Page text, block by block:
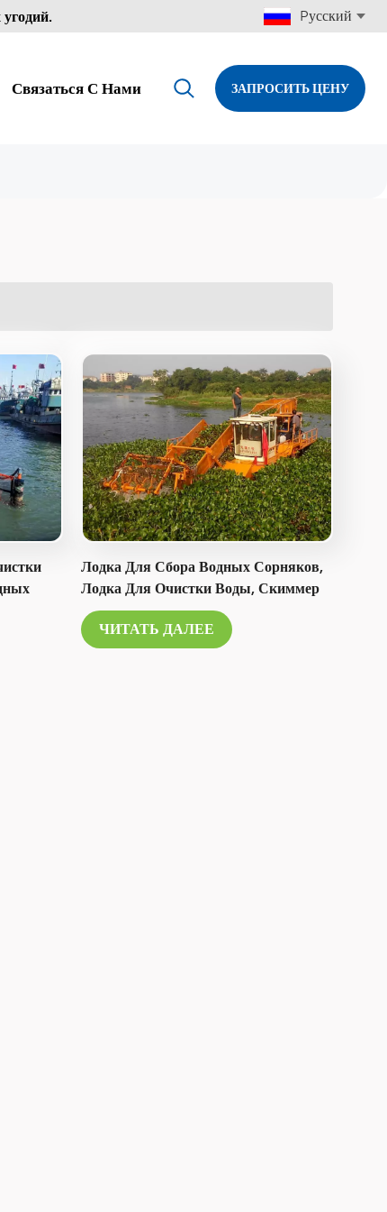
Pусский
English
Deutsch
Italiano
Polski
Связаться С Нами ЗАПРОСИТЬ ЦЕНУ
Лодка Для Сбора Водных Сорняков,
Лодка Для Очистки Воды, Скиммер
Для Мусора.
ЧИТАТЬ ДАЛЕЕ